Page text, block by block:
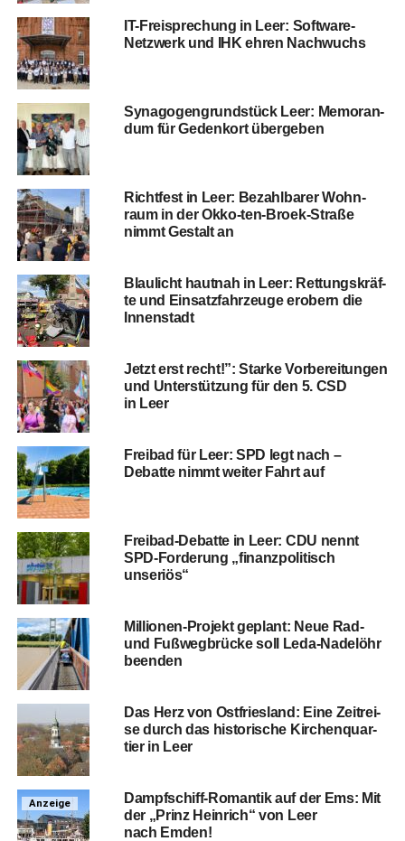
IT-Frei­spre­chung in Leer: Soft­ware-
Netz­werk und IHK ehren Nachwuchs
Syn­ago­gen­grund­stück Leer: Memo­ran­
dum für Gedenk­ort übergeben
Richt­fest in Leer: Bezahl­ba­rer Wohn­
raum in der Okko-ten-Broek-Stra­ße
nimmt Gestalt an
Blau­licht haut­nah in Leer: Ret­tungs­kräf­
te und Ein­satz­fahr­zeu­ge erobern die
Innenstadt
Jetzt erst recht!”: Star­ke Vor­be­rei­tun­gen
und Unter­stüt­zung für den 5. CSD
in Leer
Frei­bad für Leer: SPD legt nach –
Debat­te nimmt wei­ter Fahrt auf
Frei­bad-Debat­te in Leer: CDU nennt
SPD-For­de­rung „finanz­po­li­tisch
unseriös“
Mil­lio­nen-Pro­jekt geplant: Neue Rad-
und Fuß­weg­brü­cke soll Leda-Nadel­öhr
beenden
Das Herz von Ost­fries­land: Eine Zeit­rei­
se durch das his­to­ri­sche Kir­chen­quar­
tier in Leer
Anzeige
Dampf­schiff-Roman­tik auf der Ems: Mit
der „Prinz Hein­rich“ von Leer
nach Emden!